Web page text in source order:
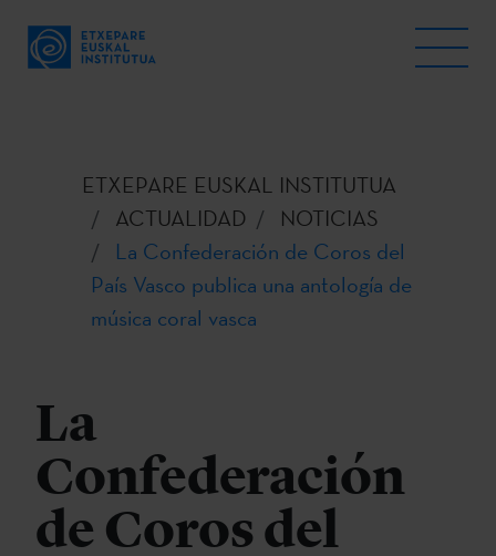
ETXEPARE EUSKAL INSTITUTUA
ACTUALIDAD
NOTICIAS
La Confederación de Coros del
País Vasco publica una antología de
música coral vasca
La
Confederación
de Coros del